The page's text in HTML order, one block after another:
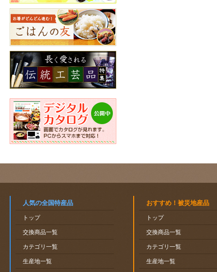
人気の全国特産品
トップ
交換商品一覧
カテゴリ一覧
生産地一覧
おすすめ！被災地産品
トップ
交換商品一覧
カテゴリ一覧
生産地一覧